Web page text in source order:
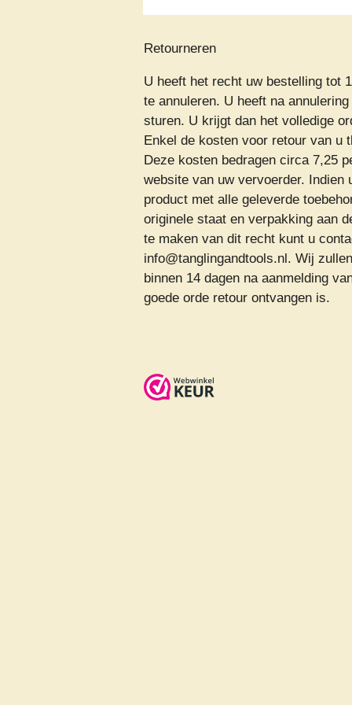
Retourneren
U heeft het recht uw bestelling tot
te annuleren. U heeft na
sturen. U krijgt dan het volledige
Enkel de kosten voor retour van u
Deze kosten bedragen circa 7,25
website van uw vervoerder.
product met alle geleverde
originele staat en verpakking aan
te maken van dit recht kunt u
info@tanglingandtools.nl. Wij
binnen 14 dagen na aanmelding
goede orde retour ontvangen is.